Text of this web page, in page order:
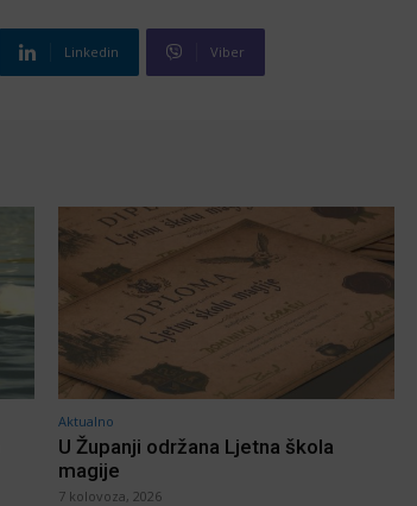
Linkedin Viber
Aktualno
U Županji održana Ljetna škola
magije
7 kolovoza, 2026